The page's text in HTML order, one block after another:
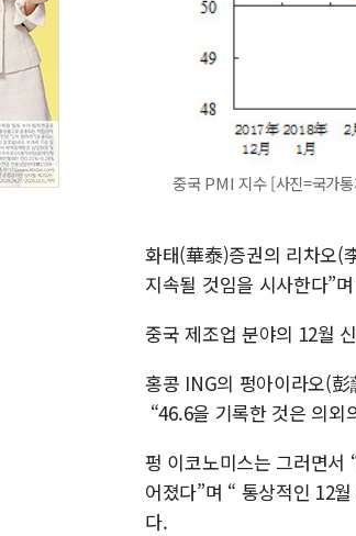
중국 PMI 지수 [사진=국가
화태(華泰)증권의 리차오(
지속될 것임을 시사한다”
중국 제조업 분야의 12월
홍콩 ING의 펑아이라오(
“46.6을 기록한 것은 의외
펑 이코노미스는 그러면서
어졌다”며 “ 통상적인 12
다.